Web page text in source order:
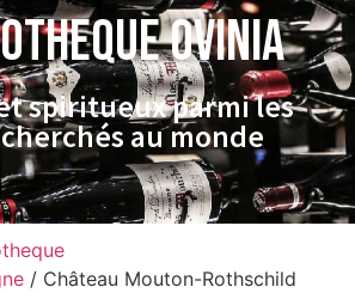
Ovinia
spiritueux parmi les
au monde
/ Château Mouton-Rothschild